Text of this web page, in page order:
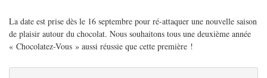
La date est prise dès le 16 septembre pour ré-attaquer une nouvelle saison
de plaisir autour du chocolat. Nous souhaitons tous une deuxième année
« Chocolatez-Vous » aussi réussie que cette première !